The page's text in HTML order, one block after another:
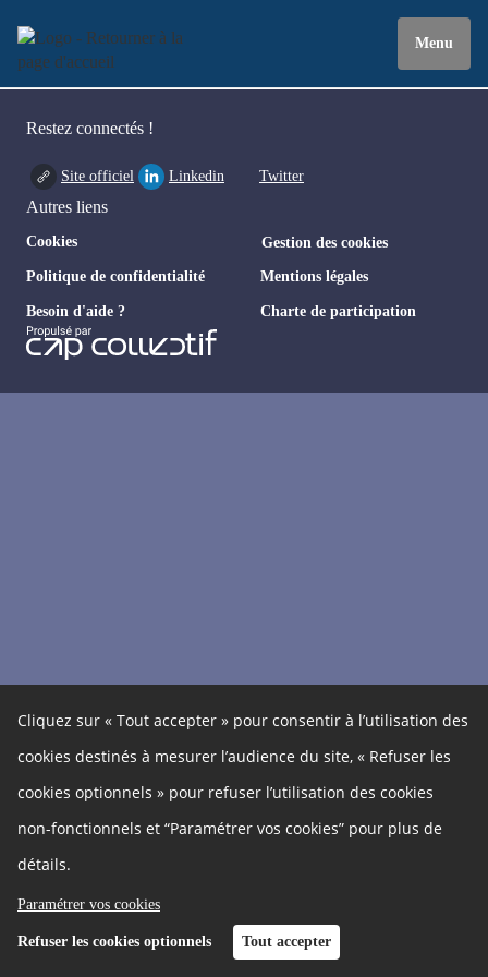
Menu
Cliquez sur « Tout accepter » pour consentir à l’utilisation des
cookies destinés à mesurer l’audience du site, « Refuser les
cookies optionnels » pour refuser l’utilisation des cookies
non-fonctionnels et “Paramétrer vos cookies” pour plus de
détails.
Paramétrer vos cookies
Refuser les cookies optionnels Tout accepter
Restez connectés !
Site officiel Linkedin Twitter
Autres liens
Cookies Gestion des cookies
Politique de confidentialité Mentions légales
Besoin d'aide ? Charte de participation